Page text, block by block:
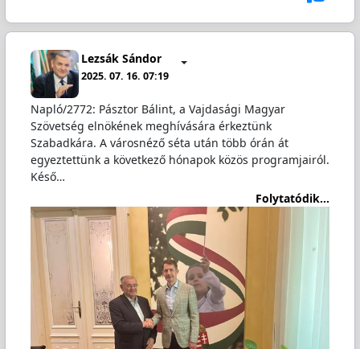
Lezsák Sándor
2025. 07. 16. 07:19
Napló/2772: Pásztor Bálint, a Vajdasági Magyar
Szövetség elnökének meghívására érkeztünk
Szabadkára. A városnéző séta után több órán át
egyeztettünk a következő hónapok közös programjairól.
Késő…
Folytatódik...